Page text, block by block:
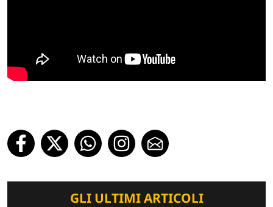
GLI ULTIMI ARTICOLI